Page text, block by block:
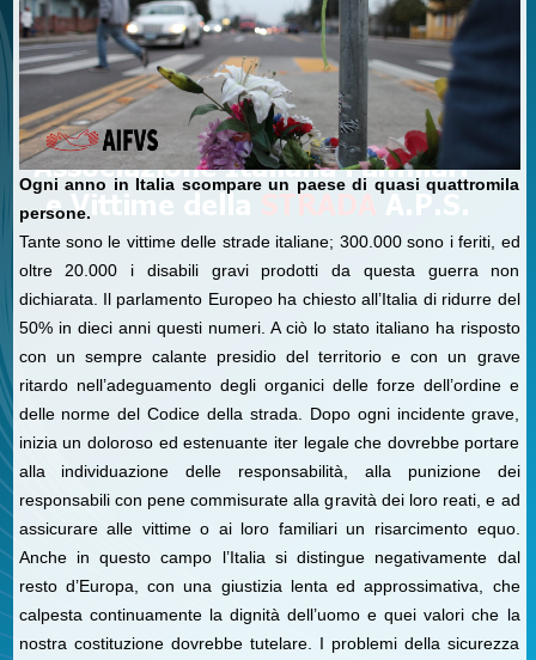
Ogni anno in Italia scompare un paese di quasi quattromila
persone.
Tante sono le vittime delle strade italiane; 300.000 sono i feriti, ed
oltre 20.000 i disabili gravi prodotti da questa guerra non
dichiarata. Il parlamento Europeo ha chiesto all’Italia di ridurre del
50% in dieci anni questi numeri. A ciò lo stato italiano ha risposto
con un sempre calante presidio del territorio e con un grave
ritardo nell’adeguamento degli organici delle forze dell’ordine e
delle norme del Codice della strada. Dopo ogni incidente grave,
inizia un doloroso ed estenuante iter legale che dovrebbe portare
alla individuazione delle responsabilità, alla punizione dei
responsabili con pene commisurate alla gravità dei loro reati, e ad
assicurare alle vittime o ai loro familiari un risarcimento equo.
Anche in questo campo l’Italia si distingue negativamente dal
resto d’Europa, con una giustizia lenta ed approssimativa, che
calpesta continuamente la dignità dell’uomo e quei valori che la
nostra costituzione dovrebbe tutelare. I problemi della sicurezza